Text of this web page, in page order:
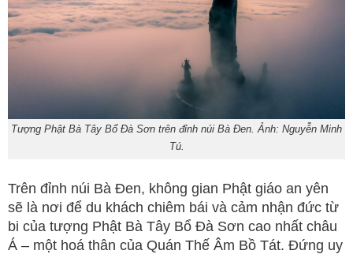
Tượng Phật Bà Tây Bổ Đà Sơn trên đỉnh núi Bà Đen. Ảnh: Nguyễn Minh
Tú.
Trên đỉnh núi Bà Đen, không gian Phật giáo an yên
sẽ là nơi để du khách chiêm bái và cảm nhận đức từ
bi của tượng Phật Bà Tây Bổ Đà Sơn cao nhất châu
Á – một hoá thân của Quán Thế Âm Bồ Tát. Đứng uy